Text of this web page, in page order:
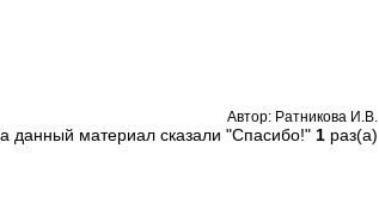
Автор: Ратникова И.В.
данный материал сказали "Спасибо!" 1 раз(а)